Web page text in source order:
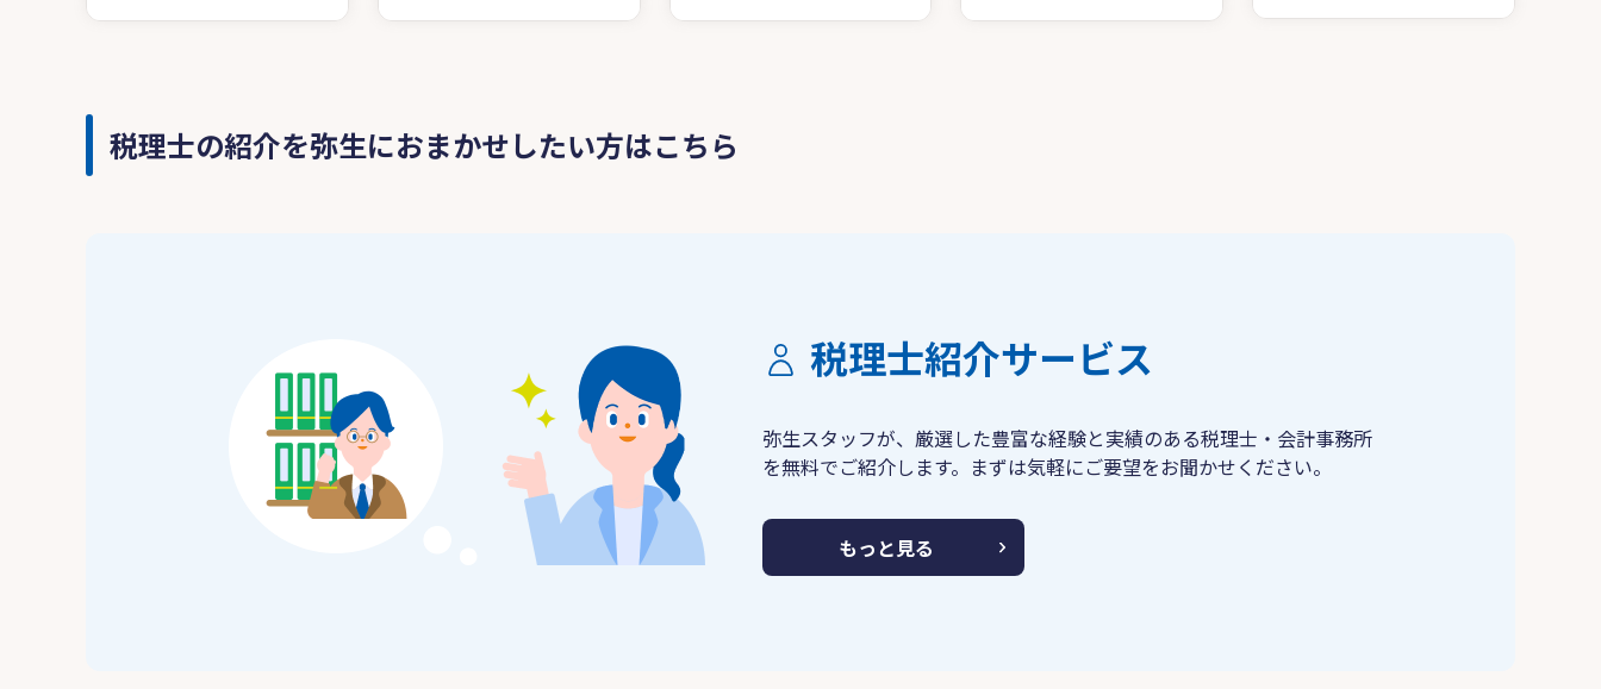
税理士の紹介を弥生におまかせしたい方はこちら
税理士紹介サービス
弥生スタッフが、厳選した豊富な経験と実績のある税理士・会計事務所
を無料でご紹介します。まずは気軽にご要望をお聞かせください。
もっと見る